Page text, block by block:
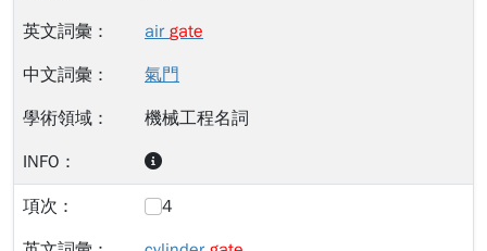
air gate
氣門
機械工程名詞
4